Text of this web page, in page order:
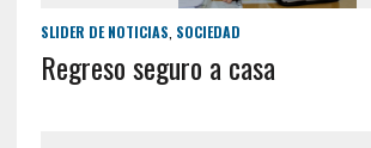
SLIDER DE NOTICIAS SOCIEDAD
Regreso seguro a casa